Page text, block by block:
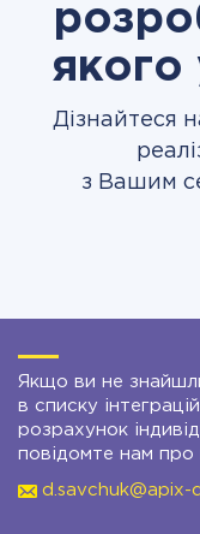
якого
Дізнайтеся
з Вашим
Якщо ви не
в списку
розрахунок
повідомте нам
d.savchuk@apix-